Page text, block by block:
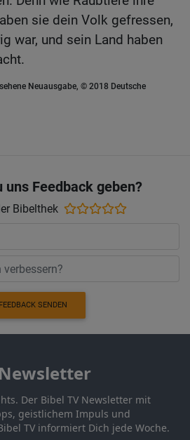
sie dein Volk gefressen,
war, und sein Land haben
Neuausgabe, © 2018 Deutsche
Feedback geben?
Bibelthek
FEEDBACK SENDEN
Der Bibel TV Newsletter mit
geistlichem Impuls und
TV informiert Dich jede Woche.